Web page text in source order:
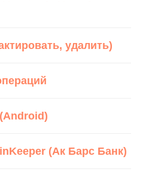
удалить)
(Ак Барс Банк)